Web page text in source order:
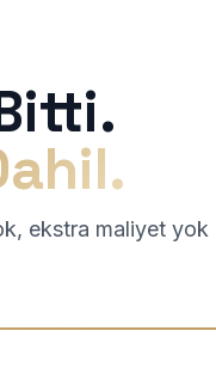
ekstra maliyet yok